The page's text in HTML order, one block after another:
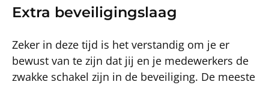
Extra beveiligingslaag
Zeker in deze tijd is het verstandig om je er
bewust van te zijn dat jij en je medewerkers de
zwakke schakel zijn in de beveiliging. De meeste